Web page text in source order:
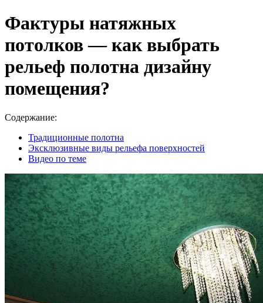
Фактуры натяжных
потолков — как выбрать
рельеф полотна дизайну
помещения?
Содержание:
Традиционные полотна
Эксклюзивные виды рельефа поверхностей
Видео по теме